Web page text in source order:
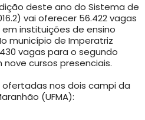
deste ano do Sistema de
vai oferecer 56.422 vagas
instituições de ensino
município de Imperatriz
vagas para o segundo
cursos presenciais.
nos dois campi da
(UFMA):